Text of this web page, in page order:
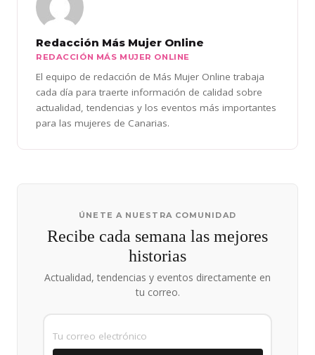
Redacción Más Mujer Online
REDACCIÓN MÁS MUJER ONLINE
El equipo de redacción de Más Mujer Online trabaja
cada día para traerte información de calidad sobre
actualidad, tendencias y los eventos más importantes
para las mujeres de Canarias.
ÚNETE A NUESTRA COMUNIDAD
Recibe cada semana las mejores
historias
Actualidad, tendencias y eventos directamente en
tu correo.